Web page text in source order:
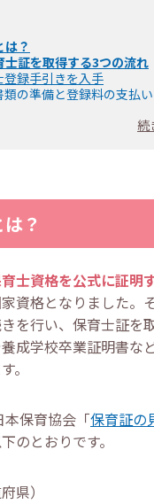
は？
士証を取得する3つの流れ
登録手引きを入手
類の準備と登録料の支払い
紛失したら？再発行の流れ
に必要な書類と申請
いてよくある質問
と保育士資格証明書は何
るときに保育士証はどの
の名義・住所変更に有効
は旧姓のままでも働けま
続
？
士資格を公式に証明
資格となりました。
を行い、保育士証を
成学校卒業証明書な
。
保育協会「保育証の
のとおりです。
県）